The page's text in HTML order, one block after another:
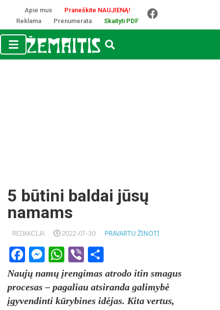
Apie mus
Praneškite NAUJIENĄ!
Reklama
Prenumerata Skaityti PDF
5 būtini baldai jūsų
namams
REDAKCIJA 2022-07-30 PRAVARTU ŽINOTI
Facebook
Messenger
WhatsApp
Viber
Naujų namų įrengimas atrodo itin smagus
procesas – pagaliau atsiranda galimybė
įgyvendinti kūrybines idėjas. Kita vertus,